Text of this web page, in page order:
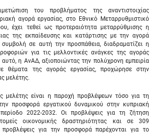
του προβλήματος της αναντιστοιχίας
αγορά εργασίας, στο Εθνικό Μεταρρυθμιστικό
έχει τεθεί ως προτεραιότητα μεταρρύθμισης η
της εκπαίδευσης και κατάρτισης με την αγορά
συμβολή σε αυτή την προσπάθεια, διαδραματίζει η
για τις μελλοντικές ανάγκες της αγοράς
αυτό, η ΑνΑΔ, αξιοποιώντας την πολύχρονη εμπειρία
θέματα της αγοράς εργασίας, προχώρησε στην
μελέτης.
μελέτης είναι η παροχή προβλέψεων τόσο για τη
προσφορά εργατικού δυναμικού στην κυπριακή
2022-2032. Οι προβλέψεις για τη ζήτηση
οικονομικής δραστηριότητας και σε 309
για την προσφορά παρέχονται για το